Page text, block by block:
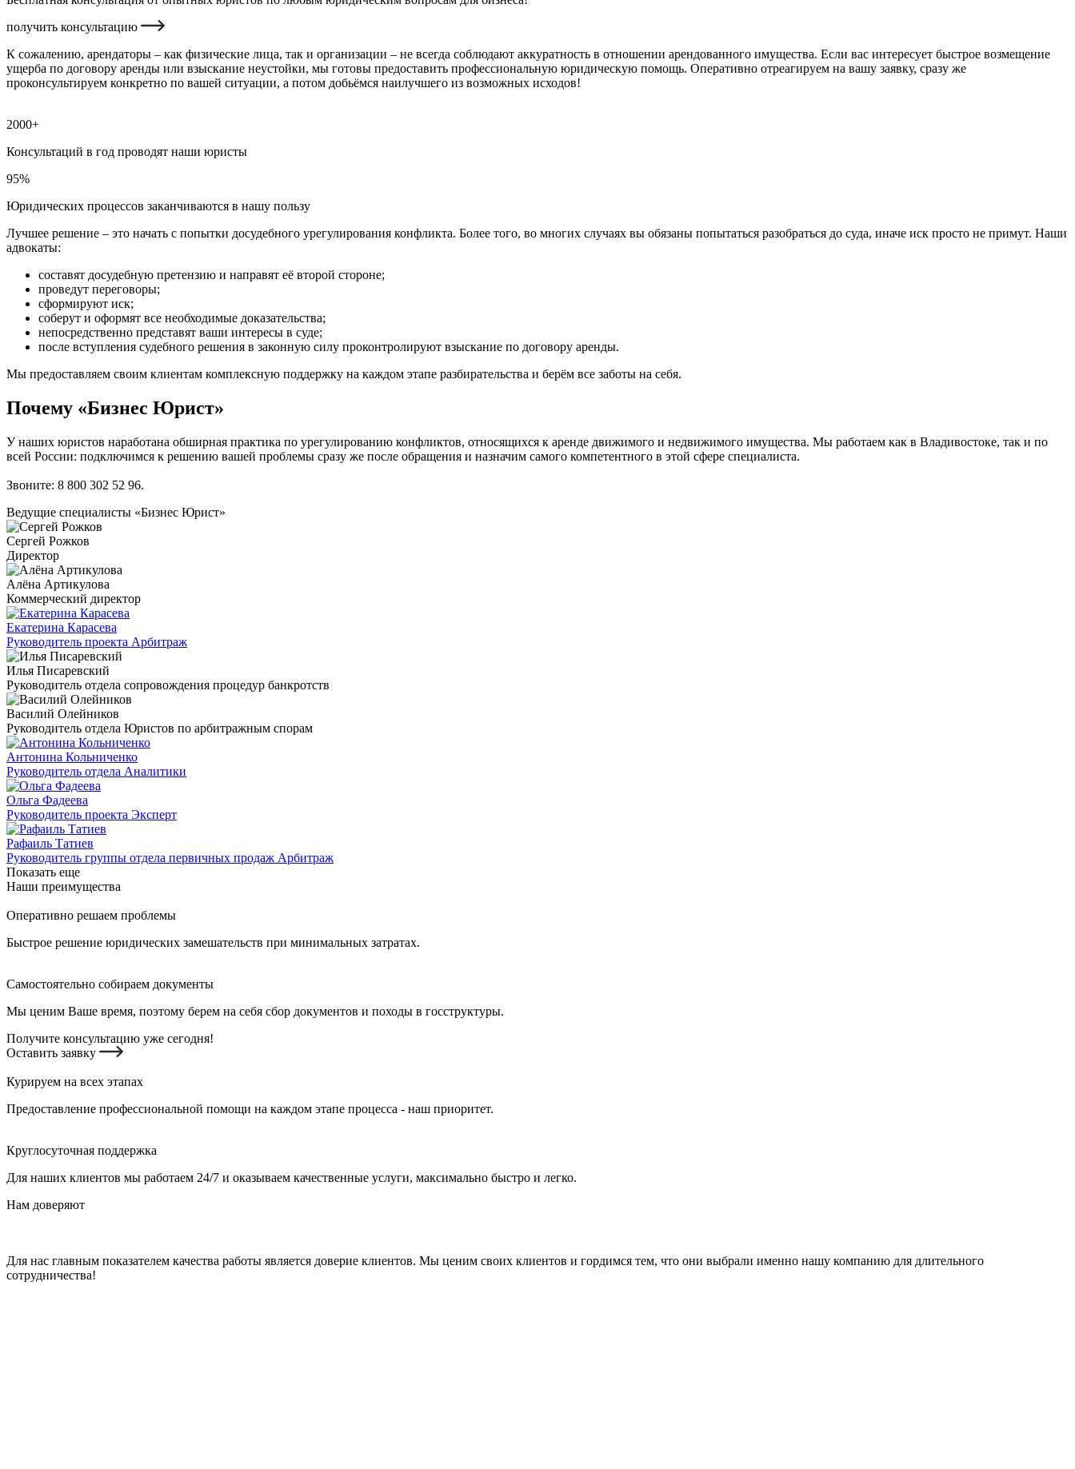
получить консультацию
К сожалению, арендаторы – как физические лица, так и организации – не всегда соблюдают аккуратность в отношении арендованного имущества. Если вас интересует быстрое возмещение
ущерба по договору аренды или взыскание неустойки, мы готовы предоставить профессиональную юридическую помощь. Оперативно отреагируем на вашу заявку, сразу же
проконсультируем конкретно по вашей ситуации, а потом добьёмся наилучшего из возможных исходов!
2000+
Консультаций в год проводят наши юристы
95%
Юридических процессов заканчиваются в нашу пользу
Лучшее решение – это начать с попытки досудебного урегулирования конфликта. Более того, во многих случаях вы обязаны попытаться разобраться до суда, иначе иск просто не примут. Наши
адвокаты:
составят досудебную претензию и направят её второй стороне;
проведут переговоры;
сформируют иск;
соберут и оформят все необходимые доказательства;
непосредственно представят ваши интересы в суде;
после вступления судебного решения в законную силу проконтролируют взыскание по договору аренды.
Мы предоставляем своим клиентам комплексную поддержку на каждом этапе разбирательства и берём все заботы на себя.
Почему «Бизнес Юрист»
У наших юристов наработана обширная практика по урегулированию конфликтов, относящихся к аренде движимого и недвижимого имущества. Мы работаем как в Владивостоке, так и по
всей России: подключимся к решению вашей проблемы сразу же после обращения и назначим самого компетентного в этой сфере специалиста.
Звоните: 8 800 302 52 96.
Ведущие специалисты «Бизнес Юрист»
Сергей Рожков
Директор
Алёна Артикулова
Коммерческий директор
Екатерина Карасева
Руководитель проекта Арбитраж
Илья Писаревский
Руководитель отдела сопровождения процедур банкротств
Василий Олейников
Руководитель отдела Юристов по арбитражным спорам
Антонина Кольниченко
Руководитель отдела Аналитики
Ольга Фадеева
Руководитель проекта Эксперт
Рафаиль Татиев
Руководитель группы отдела первичных продаж Арбитраж
Показать еще
Наши преимущества
Оперативно решаем проблемы
Быстрое решение юридических замешательств при минимальных затратах.
Самостоятельно собираем документы
Мы ценим Ваше время, поэтому берем на себя сбор документов и походы в госструктуры.
Получите консультацию уже сегодня!
Оставить заявку
Курируем на всех этапах
Предоставление профессиональной помощи на каждом этапе процесса - наш приоритет.
Круглосуточная поддержка
Для наших клиентов мы работаем 24/7 и оказываем качественные услуги, максимально быстро и легко.
Нам доверяют
Для нас главным показателем качества работы является доверие клиентов. Мы ценим своих клиентов и гордимся тем, что они выбрали именно нашу компанию для длительного
сотрудничества!